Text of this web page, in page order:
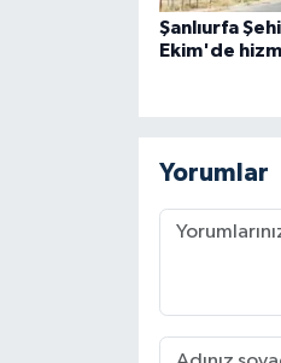
Şanlıurfa
Ekim'de
Yorumlar